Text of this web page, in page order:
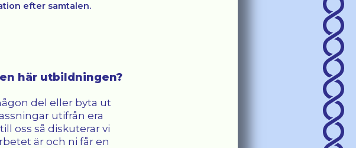
efter samtalen.
här utbildningen?
del eller byta ut
utifrån era
oss så diskuterar vi
är och ni får en